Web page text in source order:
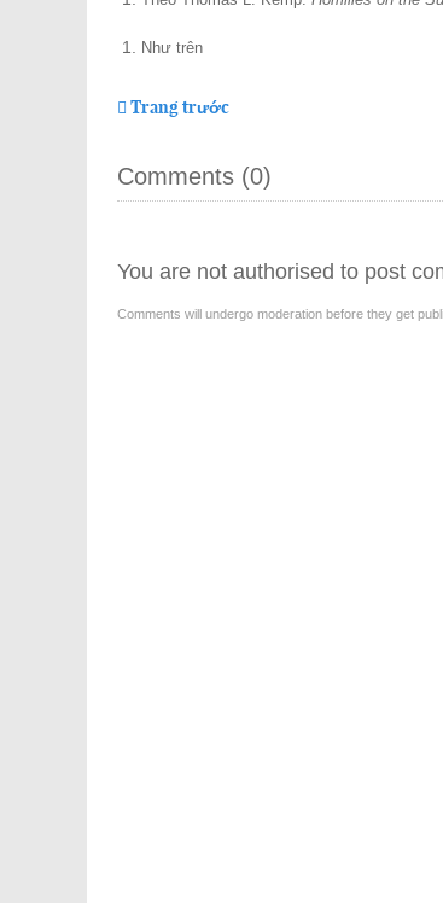
Như trên
Trang trước
Comments (0)
You are not authorised to post
Comments will undergo moderation before they get